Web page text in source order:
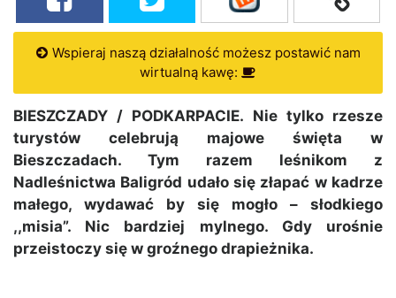
Wspieraj naszą działalność możesz postawić nam
wirtualną kawę:
BIESZCZADY / PODKARPACIE. Nie tylko rzesze
turystów celebrują majowe święta w
Bieszczadach. Tym razem leśnikom z
Nadleśnictwa Baligród udało się złapać w kadrze
małego, wydawać by się mogło – słodkiego
,,misia”. Nic bardziej mylnego. Gdy urośnie
przeistoczy się w groźnego drapieżnika.